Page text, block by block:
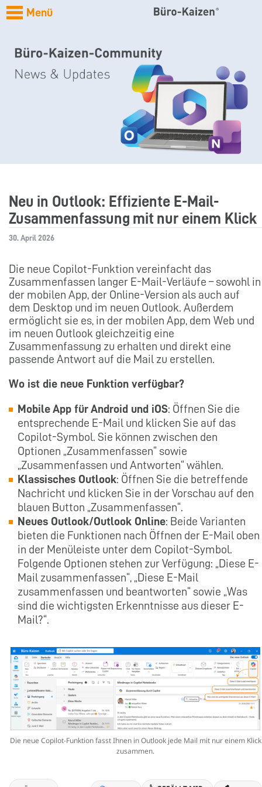
Menü
Neu in Outlook: Effiziente E-Mail-
Zusammenfassung mit nur einem Klick
30. April 2026
Die neue Copilot-Funktion vereinfacht das
Zusammenfassen langer E-Mail-Verläufe – sowohl in
der mobilen App, der Online-Version als auch auf
dem Desktop und im neuen Outlook. Außerdem
ermöglicht sie es, in der mobilen App, dem Web und
im neuen Outlook gleichzeitig eine
Zusammenfassung zu erhalten und direkt eine
passende Antwort auf die Mail zu erstellen.
Wo ist die neue Funktion verfügbar?
Mobile App für Android und iOS: Öffnen Sie die
entsprechende E-Mail und klicken Sie auf das
Copilot-Symbol. Sie können zwischen den
Optionen „Zusammenfassen“ sowie
„Zusammenfassen und Antworten“ wählen.
Klassisches Outlook: Öffnen Sie die betreffende
Nachricht und klicken Sie in der Vorschau auf den
blauen Button „Zusammenfassen“.
Neues Outlook/Outlook Online: Beide Varianten
bieten die Funktionen nach Öffnen der E-Mail oben
in der Menüleiste unter dem Copilot-Symbol.
Folgende Optionen stehen zur Verfügung: „Diese E-
Mail zusammenfassen“, „Diese E-Mail
zusammenfassen und beantworten“ sowie „Was
sind die wichtigsten Erkenntnisse aus dieser E-
Mail?“.
Die neue Copilot-Funktion fasst Ihnen in Outlook jede Mail mit nur einem Klick
zusammen.